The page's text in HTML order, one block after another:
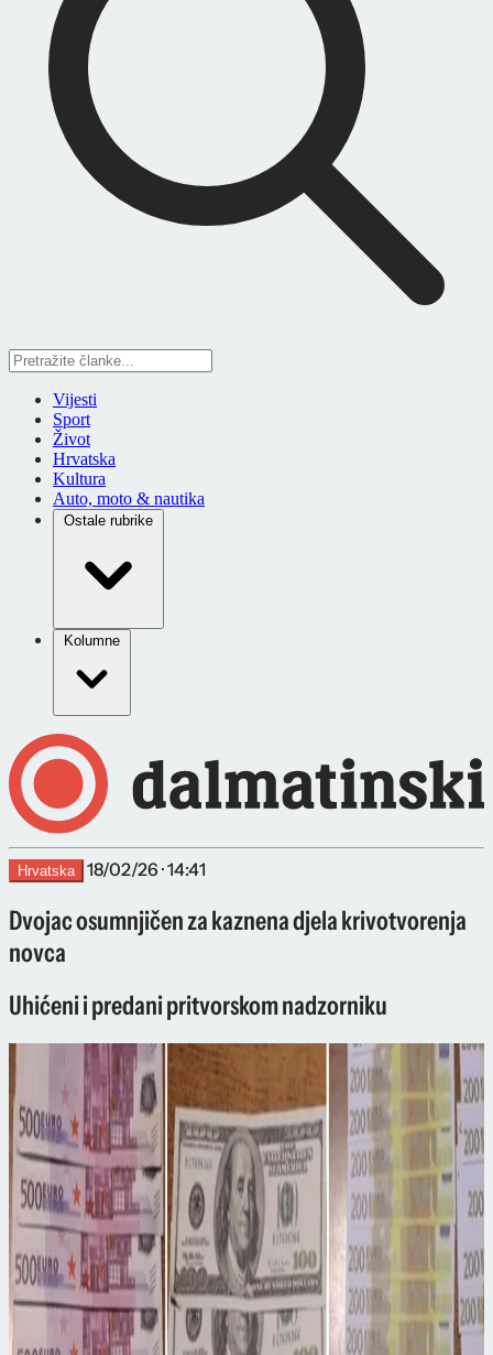
Vijesti
Sport
Život
Hrvatska
Kultura
Auto, moto & nautika
Ostale rubrike
Kolumne
Hrvatska 18/02/26 · 14:41
Dvojac osumnjičen za kaznena djela krivotvorenja
novca
Uhićeni i predani pritvorskom nadzorniku